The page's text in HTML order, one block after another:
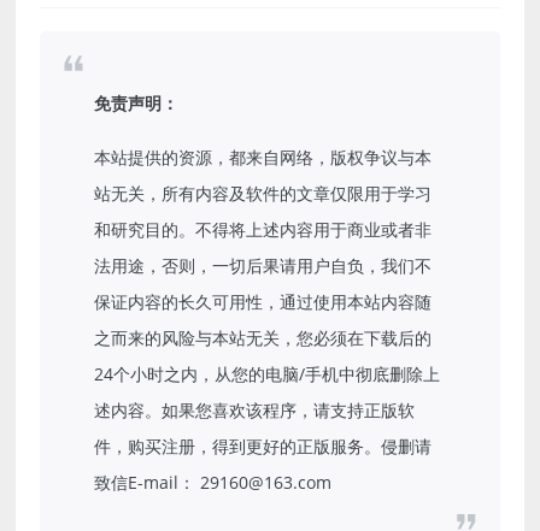
免责声明：
本站提供的资源，都来自网络，版权争议与本
站无关，所有内容及软件的文章仅限用于学习
和研究目的。不得将上述内容用于商业或者非
法用途，否则，一切后果请用户自负，我们不
保证内容的长久可用性，通过使用本站内容随
之而来的风险与本站无关，您必须在下载后的
24个小时之内，从您的电脑/手机中彻底删除上
述内容。如果您喜欢该程序，请支持正版软
件，购买注册，得到更好的正版服务。侵删请
致信E-mail： 29160@163.com